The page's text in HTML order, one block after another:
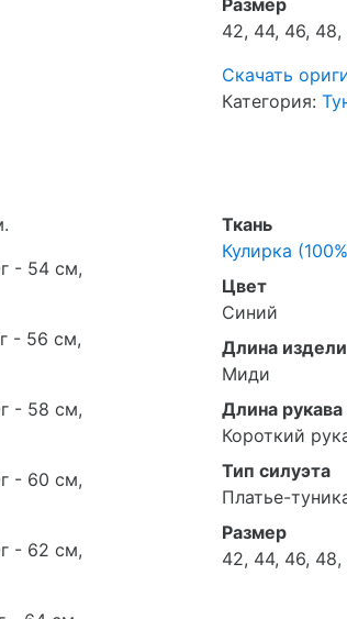
Размер
42, 44, 46,
Скачать
Категория:
- 54 см,
- 56 см,
- 58 см,
- 60 см,
- 62 см,
Ткань
Кулирка
Цвет
Синий
Длина
Миди
Длина рукава
Короткий
Тип силуэта
Платье-
Размер
42, 44, 46,